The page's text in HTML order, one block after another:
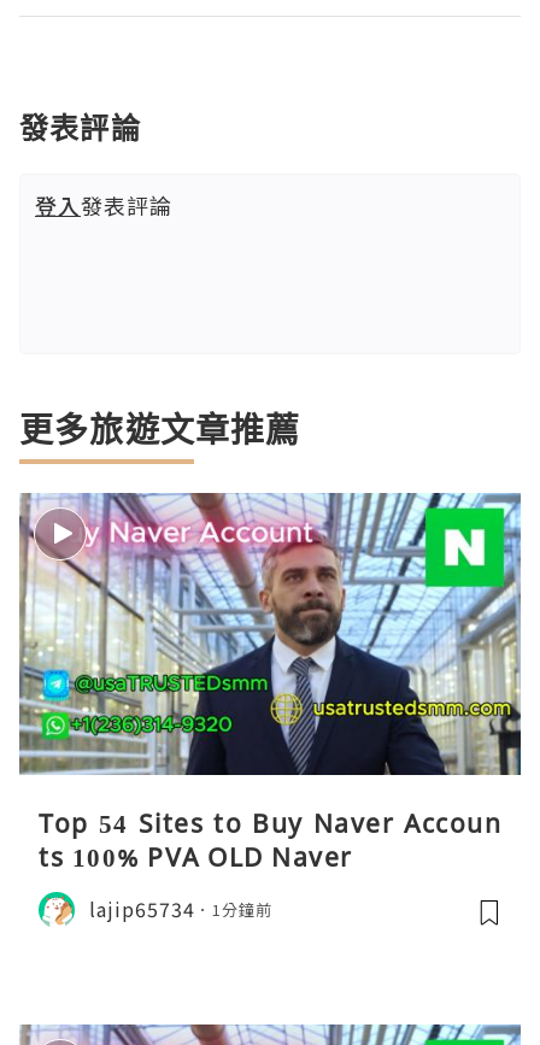
發表評論
登入發表評論
更多旅遊文章推薦
Top 54 Sites to Buy Naver Accoun
ts 100% PVA OLD Naver
lajip65734 1分鐘前